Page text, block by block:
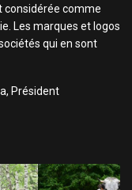
considérée comme
Les marques et logos
qui en sont
Président